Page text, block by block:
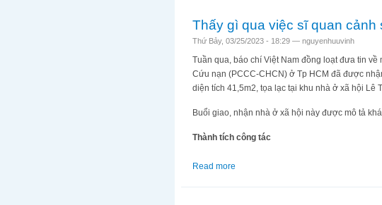
Thấy gì qua việc sĩ quan cảnh
Thứ Bảy, 03/25/2023 - 18:29 — nguyenhuuvinh
Tuần qua, báo chí Việt Nam đồng loạt đưa tin
Cứu nạn (PCCC-CHCN) ở Tp HCM đã được
diện tích 41,5m2, tọa lạc tại khu nhà ở xã hội Lê
Buổi giao, nhận nhà ở xã hội này được mô tả
Thành tích công tác
Read more